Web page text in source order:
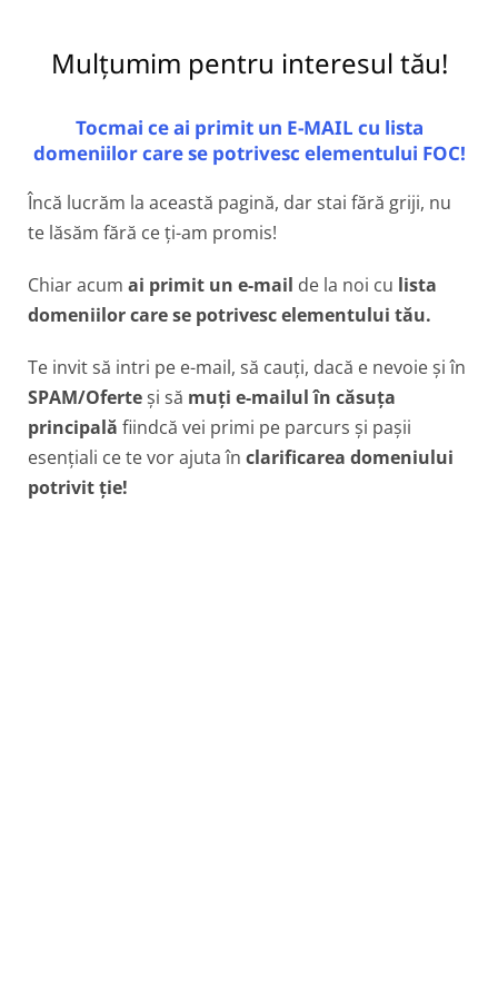
Mulțumim pentru interesul tău!
Tocmai ce ai primit un E-MAIL cu lista
domeniilor care se potrivesc elementului FOC!
Încă lucrăm la această pagină, dar stai fără griji, nu
te lăsăm fără ce ți-am promis!
Chiar acum ai primit un e-mail de la noi cu lista
domeniilor care se potrivesc elementului tău.
Te invit să intri pe e-mail, să cauți, dacă e nevoie și în
SPAM/Oferteși să muți e-mailul în căsuța
principală fiindcă vei primi pe parcurs și pașii
esențiali ce te vor ajuta în clarificarea domeniului
potrivit ție!